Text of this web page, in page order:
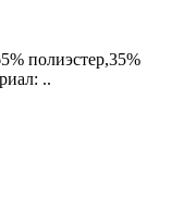
полиэстер,35%
..